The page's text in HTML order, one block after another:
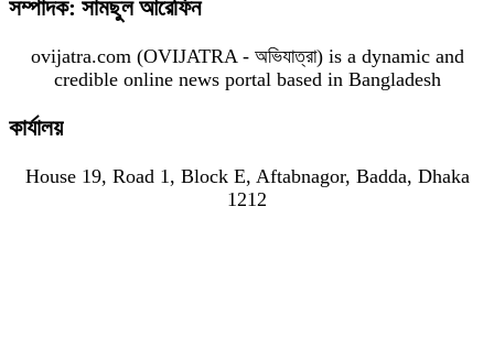
সম্পাদক: সামছুল আরেফিন
ovijatra.com (OVIJATRA - অভিযাত্রা) is a dynamic and
credible online news portal based in Bangladesh
কার্যালয়
House 19, Road 1, Block E, Aftabnagor, Badda, Dhaka
1212